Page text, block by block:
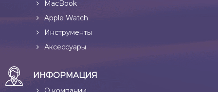
MacBook
Apple Watch
Инструменты
Аксессуары
ИНФОРМАЦИЯ